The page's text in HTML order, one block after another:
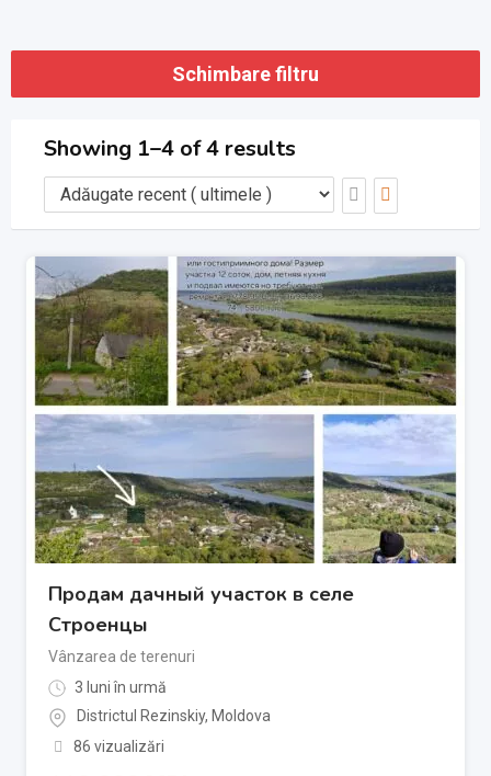
Schimbare filtru
Showing 1–4 of 4 results
Продам дачный участок в селе
Строенцы
Vânzarea de terenuri
3 luni în urmă
Districtul Rezinskiy, Moldova
86 vizualizări